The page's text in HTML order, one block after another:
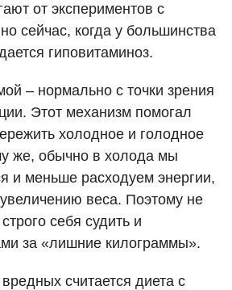
от экспериментов с
сейчас, когда у большинства
гиповитаминоз.
– нормально с точки зрения
Этот механизм помогал
холодное и голодное
же, обычно в холода мы
и меньше расходуем энергии,
увеличению веса. Поэтому не
себя судить и
за «лишние килограммы».
считается диета с